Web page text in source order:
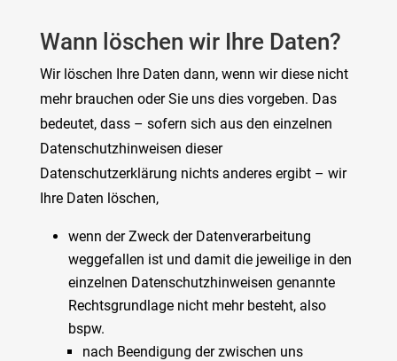
Wann löschen wir Ihre Daten?
Wir löschen Ihre Daten dann, wenn wir diese nicht
mehr brauchen oder Sie uns dies vorgeben. Das
bedeutet, dass – sofern sich aus den einzelnen
Datenschutzhinweisen dieser
Datenschutzerklärung nichts anderes ergibt – wir
Ihre Daten löschen,
wenn der Zweck der Datenverarbeitung
weggefallen ist und damit die jeweilige in den
einzelnen Datenschutzhinweisen genannte
Rechtsgrundlage nicht mehr besteht, also
bspw.
nach Beendigung der zwischen uns